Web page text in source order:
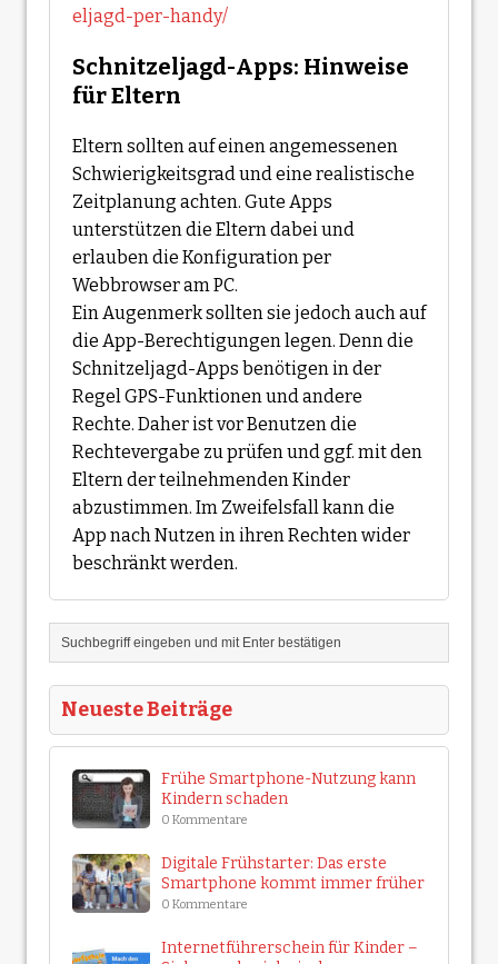
eljagd-per-handy/
Schnitzeljagd-Apps: Hinweise
für Eltern
Eltern sollten auf einen angemessenen
Schwierigkeitsgrad und eine realistische
Zeitplanung achten. Gute Apps
unterstützen die Eltern dabei und
erlauben die Konfiguration per
Webbrowser am PC.
Ein Augenmerk sollten sie jedoch auch auf
die App-Berechtigungen legen. Denn die
Schnitzeljagd-Apps benötigen in der
Regel GPS-Funktionen und andere
Rechte. Daher ist vor Benutzen die
Rechtevergabe zu prüfen und ggf. mit den
Eltern der teilnehmenden Kinder
abzustimmen. Im Zweifelsfall kann die
App nach Nutzen in ihren Rechten wider
beschränkt werden.
Neueste Beiträge
Frühe Smartphone-Nutzung kann
Kindern schaden
0 Kommentare
Digitale Frühstarter: Das erste
Smartphone kommt immer früher
0 Kommentare
Internetführerschein für Kinder –